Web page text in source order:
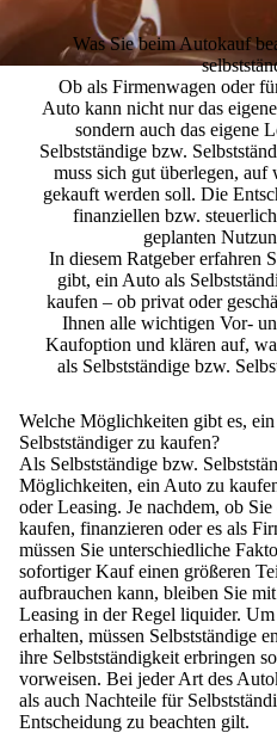
Was Sie beim Autokauf
Ob als Firmenwagen oder
Auto kann nicht nur das
sondern auch das eigene
Selbstständige bzw.
muss sich gut überlegen, auf
gekauft werden soll. Die
finanziellen bzw.
geplanten
In diesem Ratgeber erfahren
gibt, ein Auto als
kaufen – ob privat oder
Ihnen alle wichtigen Vor-
Kaufoption und klären auf,
als Selbstständige bzw.
Welche Möglichkeiten gibt es,
Selbstständiger zu kaufen?
Als Selbstständige bzw.
Möglichkeiten, ein Auto zu
oder Leasing. Je nachdem, ob
kaufen, finanzieren oder es als
müssen Sie unterschiedliche
sofortiger Kauf einen größeren
aufbrauchen kann, bleiben Sie
Leasing in der Regel liquider.
erhalten, müssen Selbstständige
ihre Selbstständigkeit erbringen
vorweisen. Bei jeder Art des
als auch Nachteile für
Entscheidung zu beachten gilt.